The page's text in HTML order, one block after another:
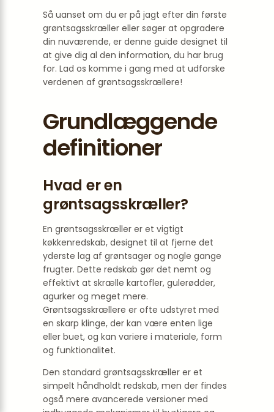
Så uanset om du er på jagt efter din første
grøntsagsskræller eller søger at opgradere
din nuværende, er denne guide designet til
at give dig al den information, du har brug
for. Lad os komme i gang med at udforske
verdenen af grøntsagsskrællere!
Grundlæggende
definitioner
Hvad er en
grøntsagsskræller?
En grøntsagsskræller er et vigtigt
køkkenredskab, designet til at fjerne det
yderste lag af grøntsager og nogle gange
frugter. Dette redskab gør det nemt og
effektivt at skrælle kartofler, gulerødder,
agurker og meget mere.
Grøntsagsskrællere er ofte udstyret med
en skarp klinge, der kan være enten lige
eller buet, og kan variere i materiale, form
og funktionalitet.
Den standard grøntsagsskræller er et
simpelt håndholdt redskab, men der findes
også mere avancerede versioner med